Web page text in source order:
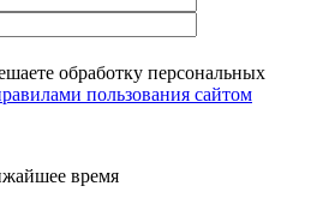
обработку персональных
пользования сайтом
время